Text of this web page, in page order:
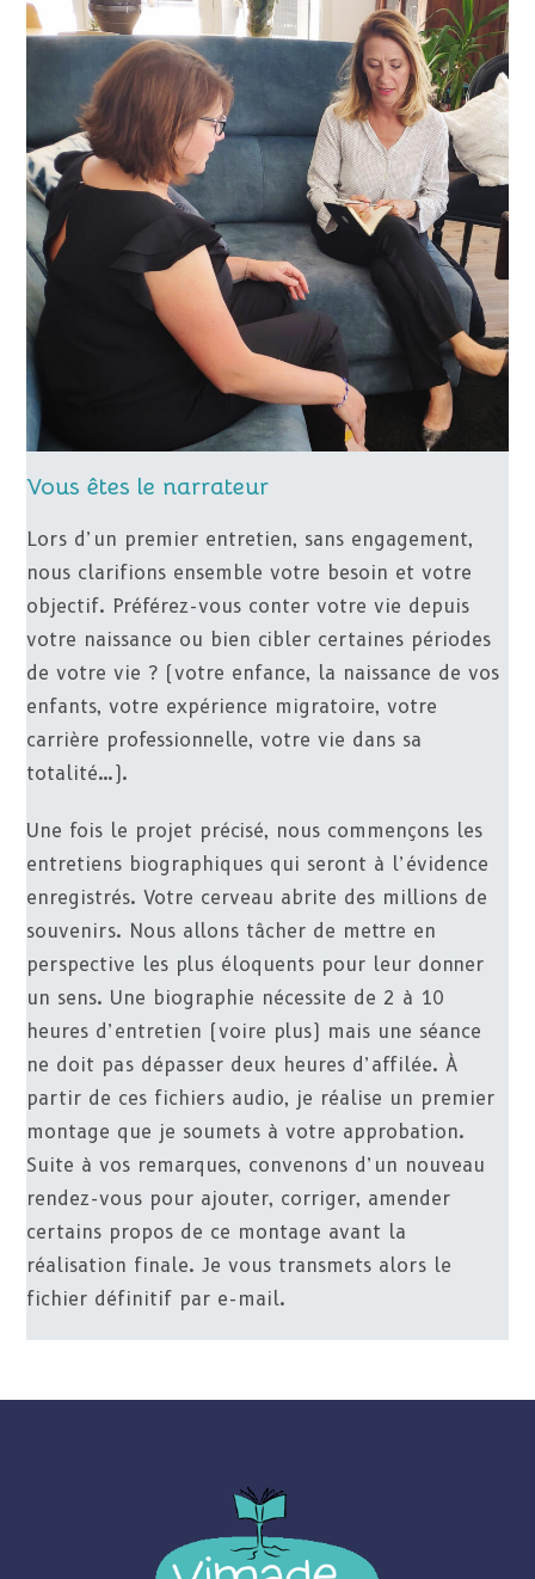
Vous êtes le narrateur
Lors d’un premier entretien, sans engagement,
nous clarifions ensemble votre besoin et votre
objectif. Préférez-vous conter votre vie depuis
votre naissance ou bien cibler certaines périodes
de votre vie ? (votre enfance, la naissance de vos
enfants, votre expérience migratoire, votre
carrière professionnelle, votre vie dans sa
totalité…).
Une fois le projet précisé, nous commençons les
entretiens biographiques qui seront à l’évidence
enregistrés. Votre cerveau abrite des millions de
souvenirs. Nous allons tâcher de mettre en
perspective les plus éloquents pour leur donner
un sens. Une biographie nécessite de 2 à 10
heures d’entretien (voire plus) mais une séance
ne doit pas dépasser deux heures d’affilée. À
partir de ces fichiers audio, je réalise un premier
montage que je soumets à votre approbation.
Suite à vos remarques, convenons d’un nouveau
rendez-vous pour ajouter, corriger, amender
certains propos de ce montage avant la
réalisation finale. Je vous transmets alors le
fichier définitif par e-mail.